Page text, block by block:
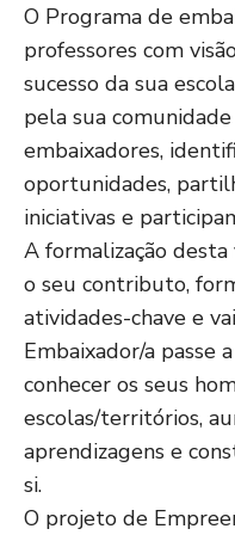
O Programa de
professores com
sucesso da sua
pela sua
embaixadores,
oportunidades,
iniciativas e
A formalização
o seu contributo,
atividades-chave e
Embaixador/a passe
conhecer os seus
escolas/territórios,
aprendizagens e
si.
O projeto de